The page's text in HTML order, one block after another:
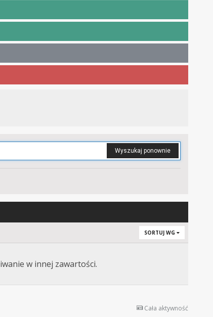
Wyszukaj ponownie
SORTUJ WG
w innej zawartości.
Cała aktywność